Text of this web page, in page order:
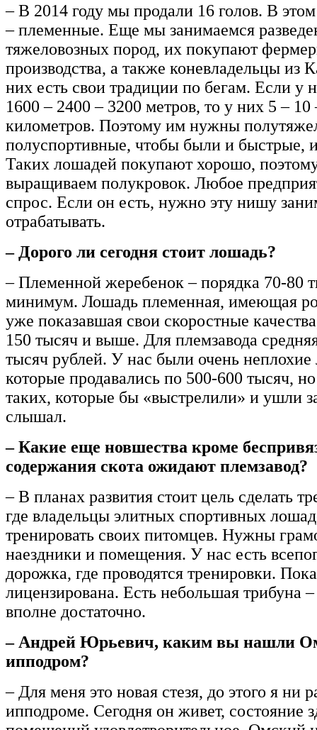
– В 2014 году мы продали 16 голов. В
– племенные. Еще мы занимаемся
тяжеловозных пород, их покупают
производства, а также коневладельцы из
них есть свои традиции по бегам. Если у
1600 – 2400 – 3200 метров, то у них 5 – 10
километров. Поэтому им нужны
полуспортивные, чтобы были и быстрые,
Таких лошадей покупают хорошо,
выращиваем полукровок. Любое
спрос. Если он есть, нужно эту нишу
отрабатывать.
– Дорого ли сегодня стоит лошадь?
– Племенной жеребенок – порядка 70-80
минимум. Лошадь племенная, имеющая
уже показавшая свои скоростные
150 тысяч и выше. Для племзавода
тысяч рублей. У нас были очень
которые продавались по 500-600 тысяч,
таких, которые бы «выстрелили» и ушли
слышал.
– Какие еще новшества кроме
содержания скота ожидают племзавод?
– В планах развития стоит цель сделать
где владельцы элитных спортивных
тренировать своих питомцев. Нужны
наездники и помещения. У нас есть
дорожка, где проводятся тренировки.
лицензирована. Есть небольшая трибуна –
вполне достаточно.
– Андрей Юрьевич, каким вы нашли
ипподром?
– Для меня это новая стезя, до этого я ни
ипподроме. Сегодня он живет, состояние